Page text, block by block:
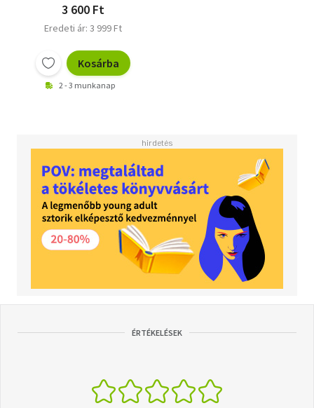
3 600 Ft
Eredeti ár: 3 999 Ft
Kosárba
2 - 3 munkanap
ÉRTÉKELÉSEK